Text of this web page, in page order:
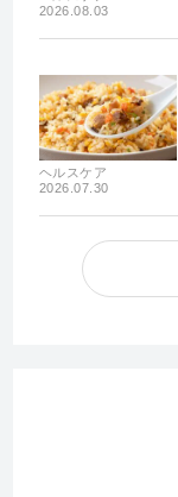
2026.08.03
ヘルスケア
2026.07.30